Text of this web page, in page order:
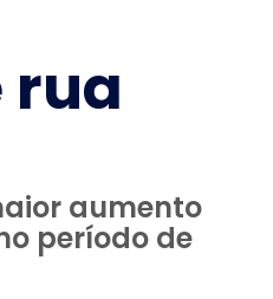
rua
aumento
período de